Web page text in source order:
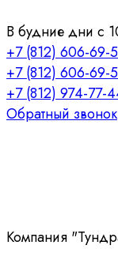
В будние дни с
+7 (812) 606-69-
+7 (812) 606-69-
+7 (812) 974-77-
Обратный звонок
Компания